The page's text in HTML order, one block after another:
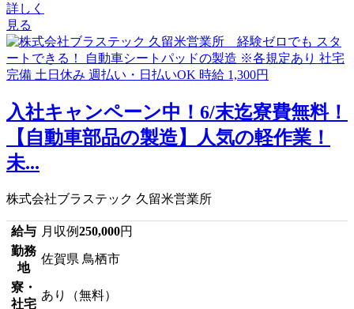
詳しく
見る
入社キャンペーン中！6/末迄寮費無料！
【自動車部品の製造】人気の軽作業！
未...
株式会社ブラステック 久留米営業所
給与 月収例250,000円
勤務
地
佐賀県 鳥栖市
寮・
社宅
あり（無料）